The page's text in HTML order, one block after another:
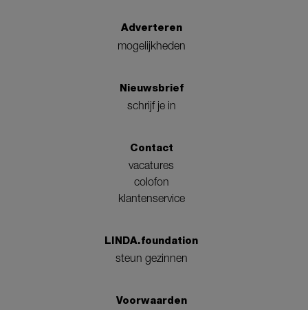
Adverteren
mogelijkheden
Nieuwsbrief
schrijf je in
Contact
vacatures
colofon
klantenservice
LINDA.foundation
steun gezinnen
Voorwaarden